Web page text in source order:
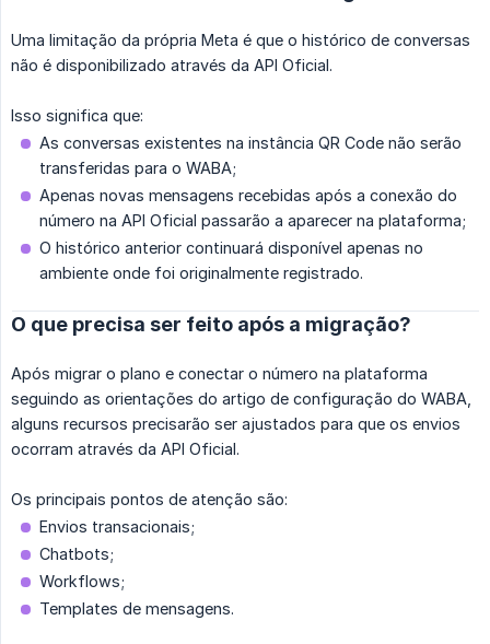
Uma limitação da própria Meta é que o histórico de conversas
não é disponibilizado através da API Oficial.
Isso significa que:
As conversas existentes na instância QR Code não serão
transferidas para o WABA;
Apenas novas mensagens recebidas após a conexão do
número na API Oficial passarão a aparecer na plataforma;
O histórico anterior continuará disponível apenas no
ambiente onde foi originalmente registrado.
O que precisa ser feito após a migração?
Após migrar o plano e conectar o número na plataforma
seguindo as orientações do artigo de configuração do WABA,
alguns recursos precisarão ser ajustados para que os envios
ocorram através da API Oficial.
Os principais pontos de atenção são:
Envios transacionais;
Chatbots;
Workflows;
Templates de mensagens.